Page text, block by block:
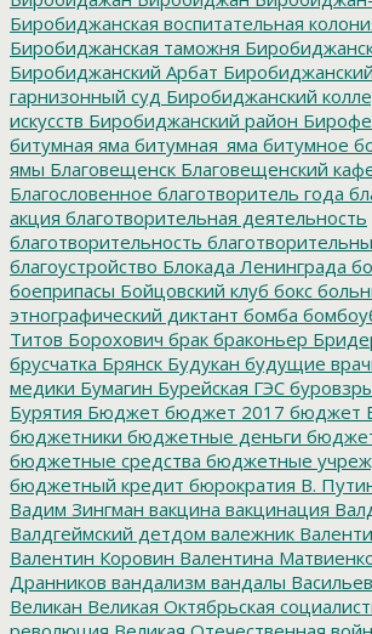
Биробиджанская воспитательная
Биробиджанская таможня
Биробиджанский Арбат
гарнизонный суд Биробиджанский
искусств Биробиджанский район
битумная яма битумная_яма битумное
ямы Благовещенск Благовещенский
Благословенное благотворитель года
акция благотворительная деятельность
благотворительность
благоустройство Блокада Ленинграда
боеприпасы Бойцовский клуб бокс
этнографический диктант бомба
Титов Борохович брак браконьер
брусчатка Брянск Будукан будущие
медики Бумагин Бурейская ГЭС
Бурятия Бюджет бюджет 2017 бюджет
бюджетники бюджетные деньги
бюджетные средства бюджетные
бюджетный кредит бюрократия В.
Вадим Зингман вакцина вакцинация
Валдгеймский детдом валежник
Валентин Коровин Валентина
Дранников вандализм вандалы
Великан Великая Октябрьская